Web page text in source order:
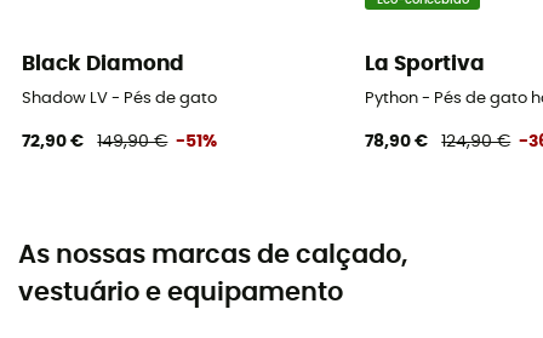
Black Diamond
Shadow LV - Pés de gato
72,90 € 149,90 € -51%
La Sportiva
Python - Pés de gato
78,90 € 124,90 € -
As nossas marcas de calçado,
vestuário e equipamento